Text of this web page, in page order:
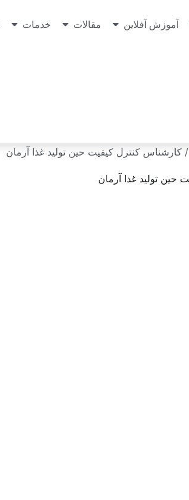
آموزش آفلاین مقالات خدمات
/ کارشناس کنترل کیفیت حین تولید غذا آرمان